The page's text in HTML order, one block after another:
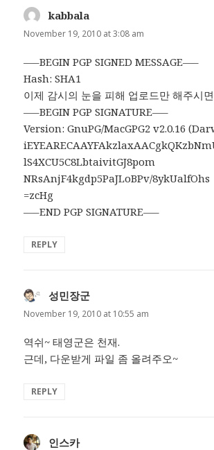
kabbala
November 19, 2010 at 3:08 am
—–BEGIN PGP SIGNED MESSAGE—–
Hash: SHA1
이제 감시의 눈을 피해 업로드만 해주시
—–BEGIN PGP SIGNATURE—–
Version: GnuPG/MacGPG2 v2.0.16
lS4XCU5C8LbtaivitGJ8pom
NRsAnjF4kgdp5PaJLoBPv/8ykUalfOhs
=zcHg
—–END PGP SIGNATURE—–
REPLY
성민장군
November 19, 2010 at 10:55 am
역쉬~ 태영군은 천재.
근데, 다운받게 파일 좀 올려주오~
REPLY
인스카says: